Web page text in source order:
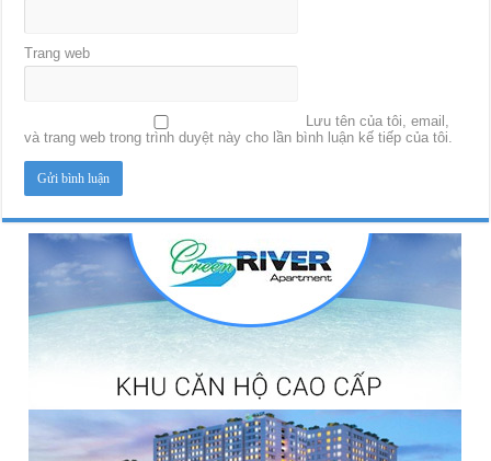
Trang web
Lưu tên của tôi, email,
và trang web trong trình duyệt này cho lần bình luận kế tiếp của tôi.